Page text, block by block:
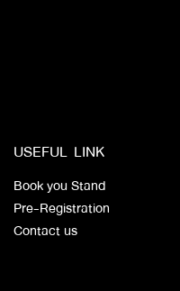
USEFUL LINK
Book you Stand
Pre-Registration
Contact us